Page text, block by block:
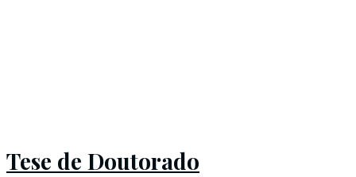
Tese de Doutorado